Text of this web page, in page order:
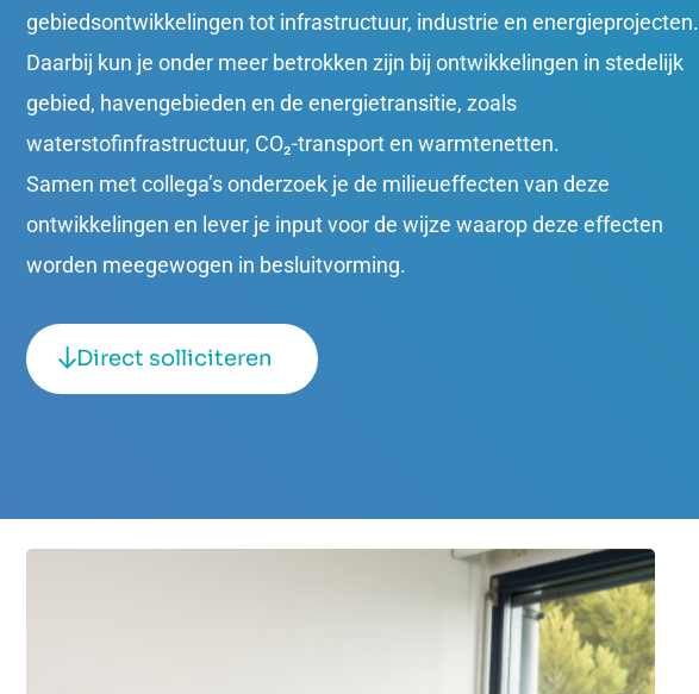
gebiedsontwikkelingen tot infrastructuur, industrie en energieprojecten.
Daarbij kun je onder meer betrokken zijn bij ontwikkelingen in stedelijk
gebied, havengebieden en de energietransitie, zoals
waterstofinfrastructuur, CO₂‑transport en warmtenetten.
Samen met collega’s onderzoek je de milieueffecten van deze
ontwikkelingen en lever je input voor de wijze waarop deze effecten
worden meegewogen in besluitvorming.
Direct solliciteren